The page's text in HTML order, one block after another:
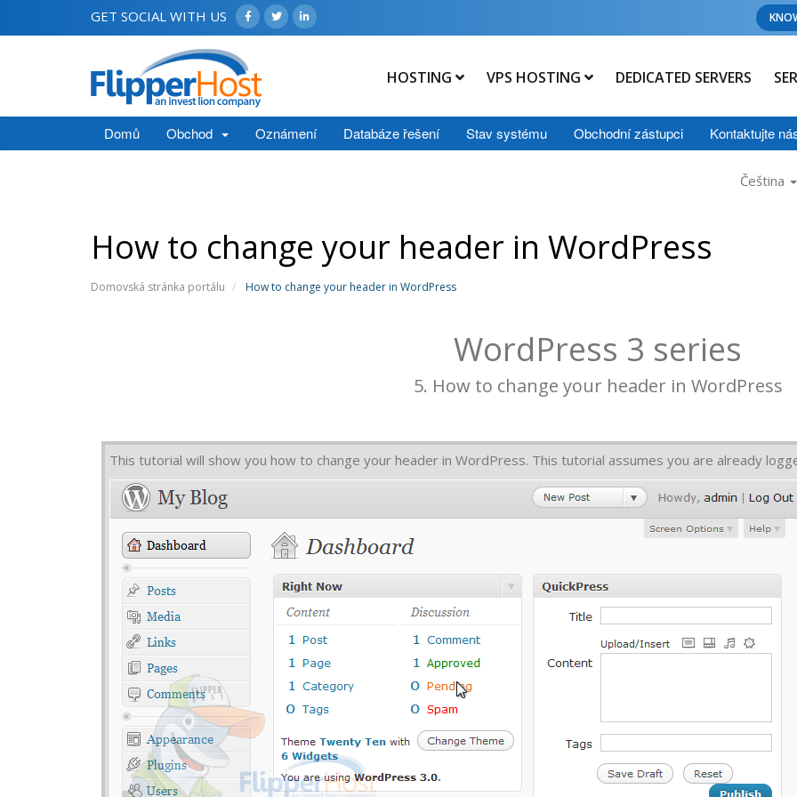
GET SOCIAL WITH US
HOSTING VPS HOSTING DEDICATED SERVERS
Domů Obchod Oznámení Databáze řešení Stav systému Obchodní zástupci Kontaktujte
Čeština
How to change your header in WordPress
Domovská stránka portálu How to change your header in WordPress
WordPress 3 series
5. How to change your header in WordPress
This tutorial will show you how to change your header in WordPress. This tutorial assumes you are already